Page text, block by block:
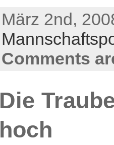
März 2nd,
Comments
Die
hoch